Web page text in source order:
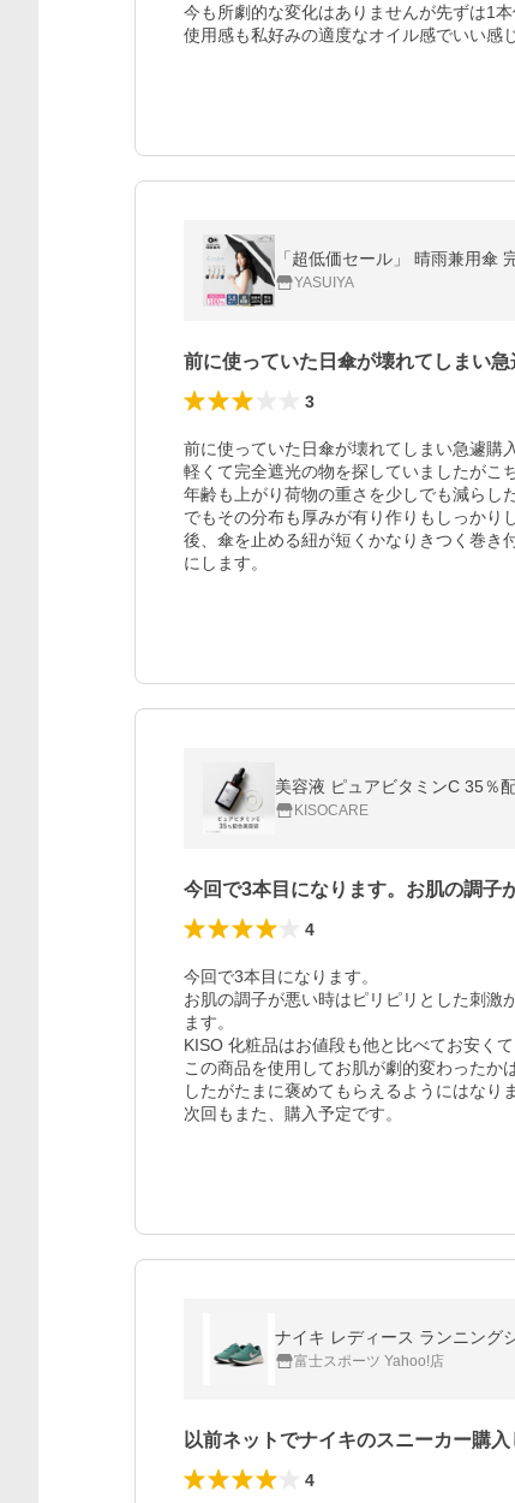
今も所劇的な変化はありませんが先ずは1
使用感も私好みの適度なオイル感でいい感
「超低価セール」 晴雨兼用傘
YASUIYA
前に使っていた日傘が壊れてしまい
3
前に使っていた日傘が壊れてしまい急遽購
軽くて完全遮光の物を探していましたがこ
年齢も上がり荷物の重さを少しでも減らし
でもその分布も厚みが有り作りもしっかり
後、傘を止める紐が短くかなりきつく巻
にします。
KISOCARE
今回で3本目になります。お肌の調子
4
今回で3本目になります。
お肌の調子が悪い時はピリピリとした刺激
ます。
KISO 化粧品はお値段も他と比べてお安く
この商品を使用してお肌が劇的変わった
したがたまに褒めてもらえるようにはなり
次回もまた、購入予定です。
ナイキ レディース ランニング
富士スポーツ Yahoo!店
以前ネットでナイキのスニーカー購
4